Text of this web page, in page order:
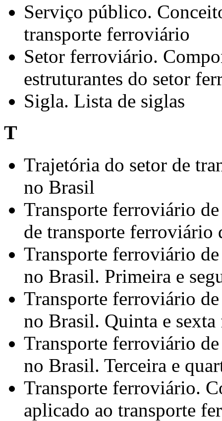
Serviço público.
transporte ferroviário
Setor ferroviário.
estruturantes do setor
Sigla. Lista de siglas
T
Trajetória do setor de
no Brasil
Transporte ferroviário
de transporte ferroviário
Transporte ferroviário
no Brasil. Primeira e
Transporte ferroviário
no Brasil. Quinta e sexta
Transporte ferroviário
no Brasil. Terceira e
Transporte ferroviário.
aplicado ao transporte